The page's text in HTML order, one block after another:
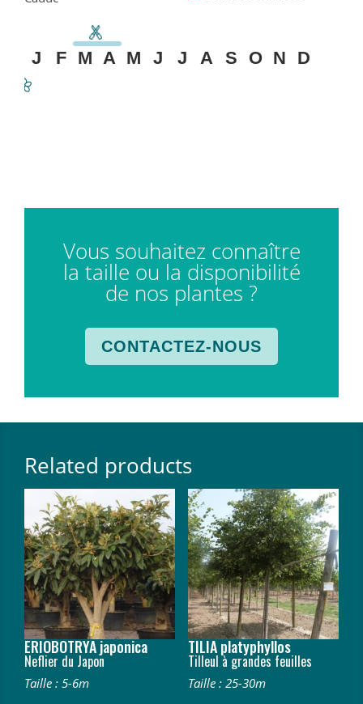
J F M A M J J A S O N D
Vous souhaitez connaître
la taille ou la disponibilité
de nos plantes ?
CONTACTEZ-NOUS
Related products
ERIOBOTRYA japonica
Neflier du Japon
Taille : 5-6m
TILIA platyphyllos
Tilleul à grandes feuilles
Taille : 25-30m